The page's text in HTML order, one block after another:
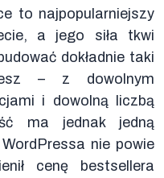
to najpopularniejszy
a jego siła tkwi
dokładnie taki
– z dowolnym
i dowolną liczbą
ma jednak jedną
nie powie
cenę bestsellera